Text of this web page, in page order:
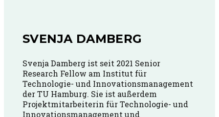
SVENJA DAMBERG
Svenja Damberg ist seit 2021 Senior
Research Fellow am Institut für
Technologie- und Innovationsmanagement
der TU Hamburg. Sie ist außerdem
Projektmitarbeiterin für Technologie- und
Innovationsmanagement und